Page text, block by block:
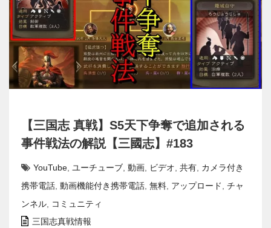
【三国志 真戦】S5天下争奪で追加される
事件戦法の解説【三國志】#183
YouTube ユーチューブ 動画 ビデオ 共有 カメラ付き
携帯電話 動画機能付き携帯電話 無料 アップロード
チャ
ンネル
コミュニティ
三国志真戦情報